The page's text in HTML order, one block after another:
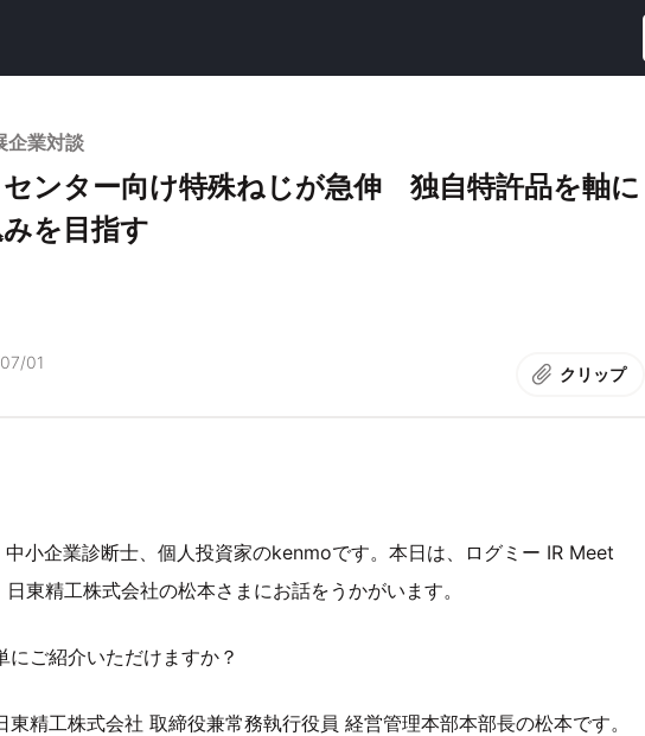
企業対談
センター向け特殊ねじが急伸 独自特許品を軸に
を目指す
01
クリップ
中小企業診断士、個人投資家のkenmoです。本日は、ログミー IR Meet
東精工株式会社の松本さまにお話をうかがいます。
ご紹介いただけますか？
東精工株式会社 取締役兼常務執行役員 経営管理本部本部長の松本です。